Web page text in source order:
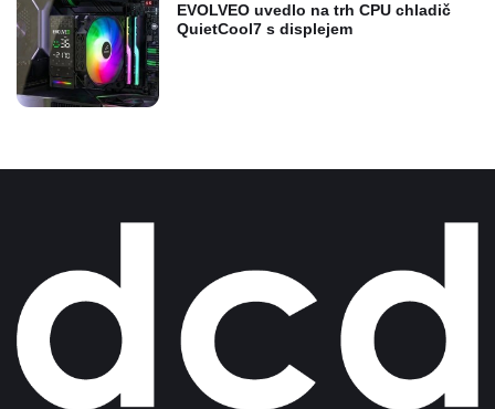
EVOLVEO uvedlo na trh CPU chladič
QuietCool7 s displejem